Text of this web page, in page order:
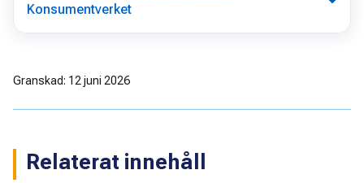
Konsumentverket
Granskad: 12 juni 2026
Relaterat innehåll